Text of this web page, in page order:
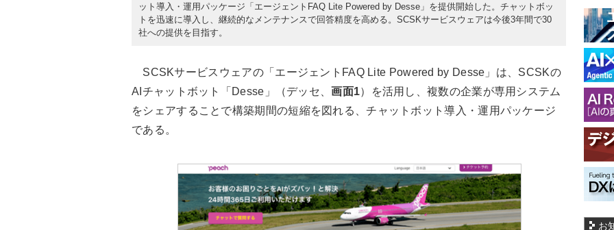
ット導入・運用パッケージ「エージェントFAQ Lite Powered by Desse」を提供開始した。チャットボッ
トを迅速に導入し、継続的なメンテナンスで回答精度を高める。SCSKサービスウェアは今後3年間で30
社への提供を目指す。
SCSKサービスウェアの「エージェントFAQ Lite Powered by Desse」は、SCSKの
AIチャットボット「Desse」（デッセ、画面1）を活用し、複数の企業が専用システム
をシェアすることで構築期間の短縮を図れる、チャットボット導入・運用パッケージ
である。
お